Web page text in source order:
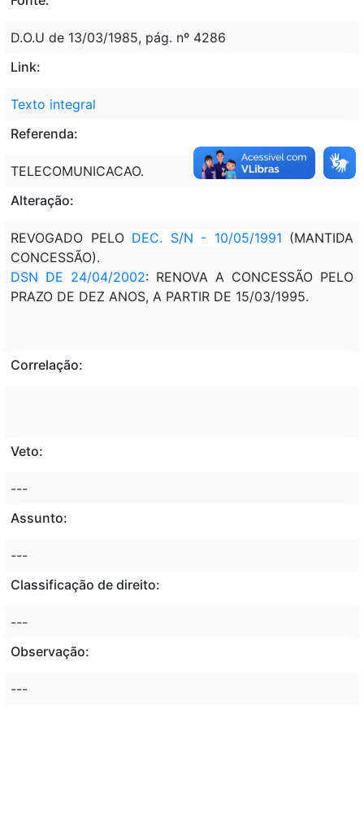
D.O.U de 13/03/1985, pág. nº 4286
Link:
Texto integral
Referenda:
TELECOMUNICACAO.
Alteração:
REVOGADO PELO DEC. S/N - 10/05/1991 (MANTIDA
CONCESSÃO).
DSN DE 24/04/2002: RENOVA A CONCESSÃO PELO
PRAZO DE DEZ ANOS, A PARTIR DE 15/03/1995.
Correlação:
Veto:
---
Assunto:
---
Classificação de direito:
---
Observação:
---